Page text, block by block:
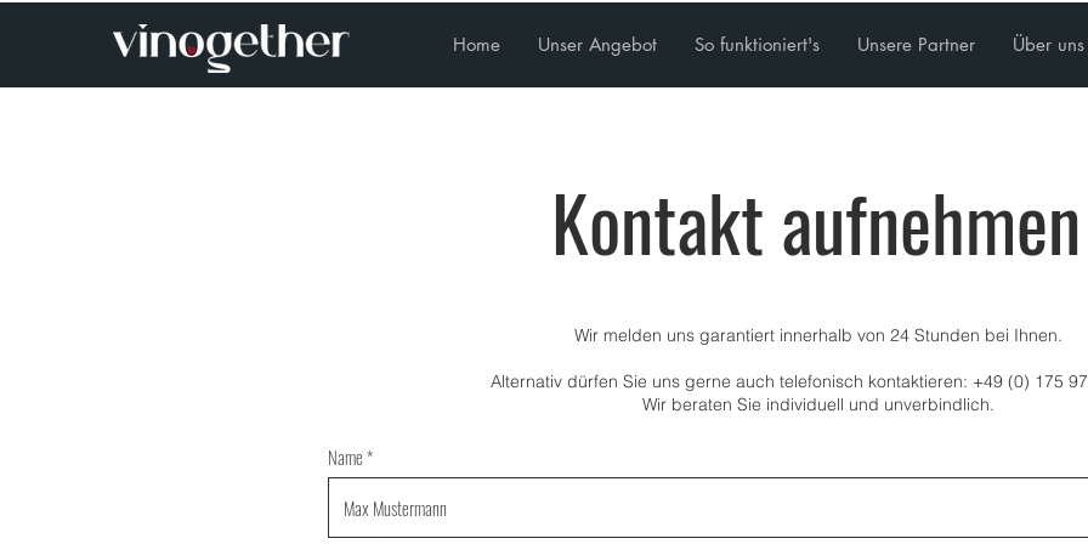
Home Unser Angebot So funktioniert's Unsere Partner Über uns
Kontakt aufnehmen
Wir melden uns garantiert innerhalb von 24 Stunden bei Ihnen.
Alternativ dürfen Sie uns gerne auch telefonisch kontaktieren: +49 (0) 175
Wir beraten Sie individuell und unverbindlich.
Name